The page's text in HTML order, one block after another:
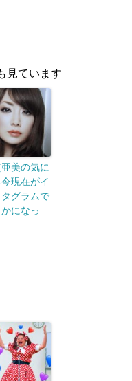
見ています
美の気に
現在がイ
タグラムで
になっ